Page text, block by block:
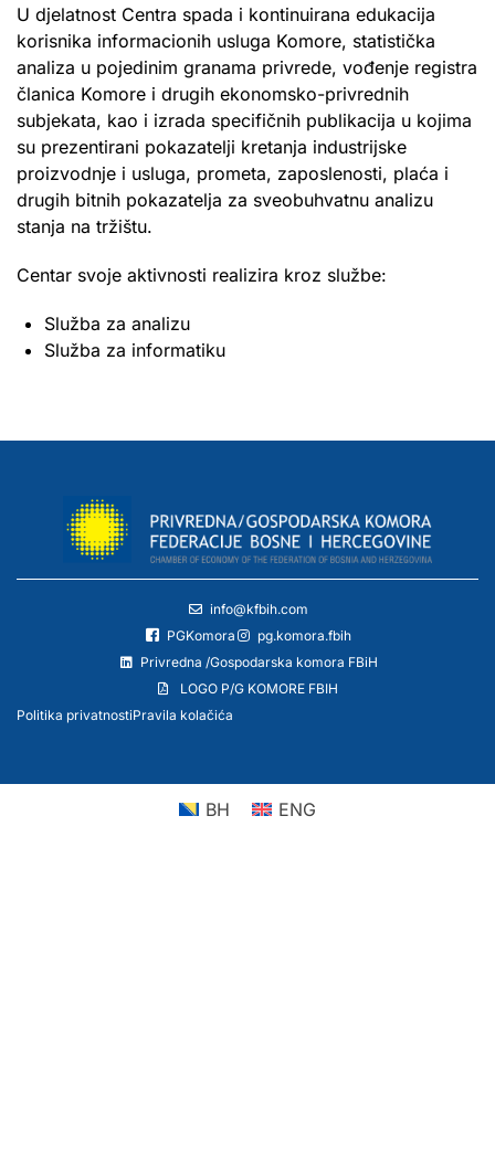
U djelatnost Centra spada i kontinuirana edukacija
korisnika informacionih usluga Komore, statistička
analiza u pojedinim granama privrede, vođenje registra
članica Komore i drugih ekonomsko-privrednih
subjekata, kao i izrada specifičnih publikacija u kojima
su prezentirani pokazatelji kretanja industrijske
proizvodnje i usluga, prometa, zaposlenosti, plaća i
drugih bitnih pokazatelja za sveobuhvatnu analizu
stanja na tržištu.
Centar svoje aktivnosti realizira kroz službe:
Služba za analizu
Služba za informatiku
info@kfbih.com
PGKomora
pg.komora.fbih
Privredna /Gospodarska komora FBiH
LOGO P/G KOMORE FBIH
Politika privatnostiPravila kolačića
BH ENG